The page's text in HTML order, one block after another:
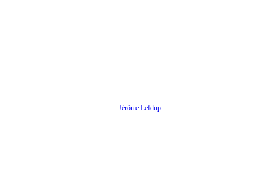
Jérôme Lefdup